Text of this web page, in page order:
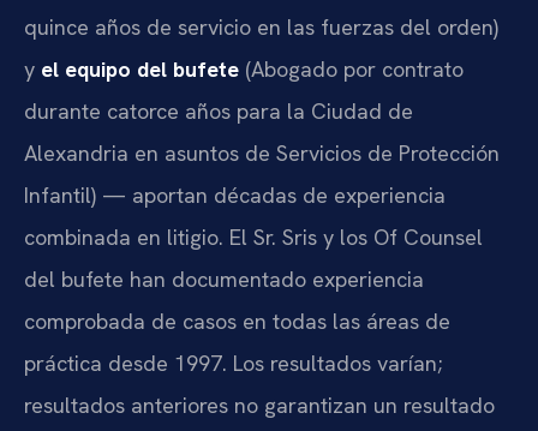
quince años de servicio en las fuerzas del orden)
y el equipo del bufete (Abogado por contrato
durante catorce años para la Ciudad de
Alexandria en asuntos de Servicios de Protección
Infantil) — aportan décadas de experiencia
combinada en litigio. El Sr. Sris y los Of Counsel
del bufete han documentado experiencia
comprobada de casos en todas las áreas de
práctica desde 1997. Los resultados varían;
resultados anteriores no garantizan un resultado